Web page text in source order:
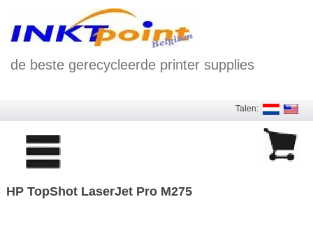
de beste gerecycleerde printer supplies
Talen:
HP TopShot LaserJet Pro M275